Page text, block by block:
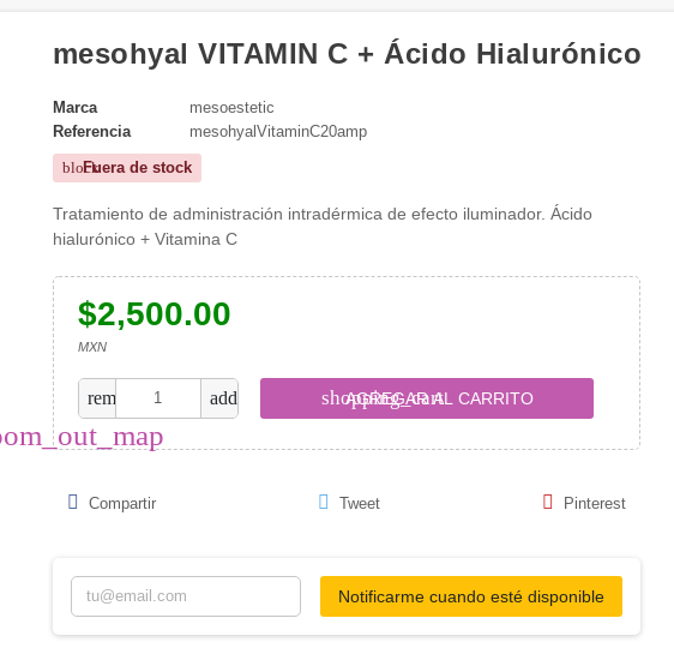
mesohyal VITAMIN C + Ácido Hialurónico
Marca
mesoestetic
Referencia
mesohyalVitaminC20amp
block
Fuera de stock
Tratamiento de administración intradérmica de efecto iluminador. Ácido
hialurónico + Vitamina C
$2,500.00
MXN
remove add shopping_cart
AGREGAR AL CARRITO
Compartir Tweet Pinterest
Notificarme cuando esté disponible